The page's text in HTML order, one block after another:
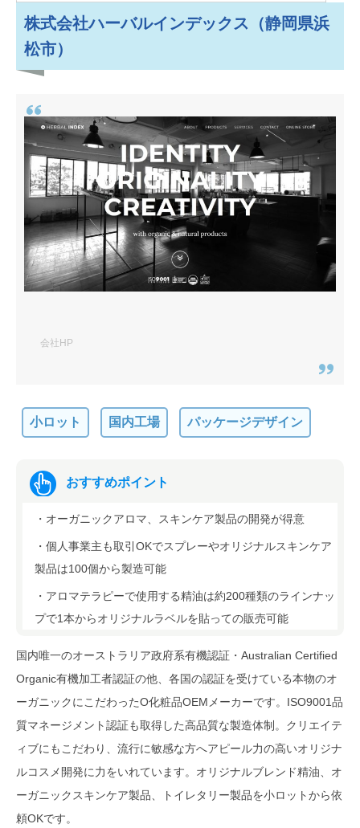
株式会社ハーバルインデックス（静岡県浜
松市）
会社HP
小ロット 国内工場 パッケージデザイン
おすすめポイント
・オーガニックアロマ、スキンケア製品の開発が得意
・個人事業主も取引OKでスプレーやオリジナルスキンケア
製品は100個から製造可能
・アロマテラピーで使用する精油は約200種類のラインナッ
プで1本からオリジナルラベルを貼っての販売可能
国内唯一のオーストラリア政府系有機認証・Australian Certified
Organic有機加工者認証の他、各国の認証を受けている本物のオ
ーガニックにこだわったO化粧品OEMメーカーです。ISO9001品
質マネージメント認証も取得した高品質な製造体制。クリエイテ
ィブにもこだわり、流行に敏感な方へアピール力の高いオリジナ
ルコスメ開発に力をいれています。オリジナルブレンド精油、オ
ーガニックスキンケア製品、トイレタリー製品を小ロットから依
頼OKです。